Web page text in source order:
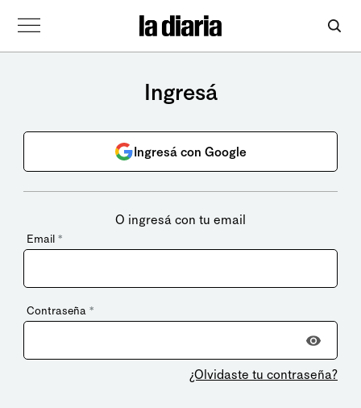
Ingresá
Ingresá con Google
O ingresá con tu email
Email *
Contraseña *
¿Olvidaste tu contraseña?